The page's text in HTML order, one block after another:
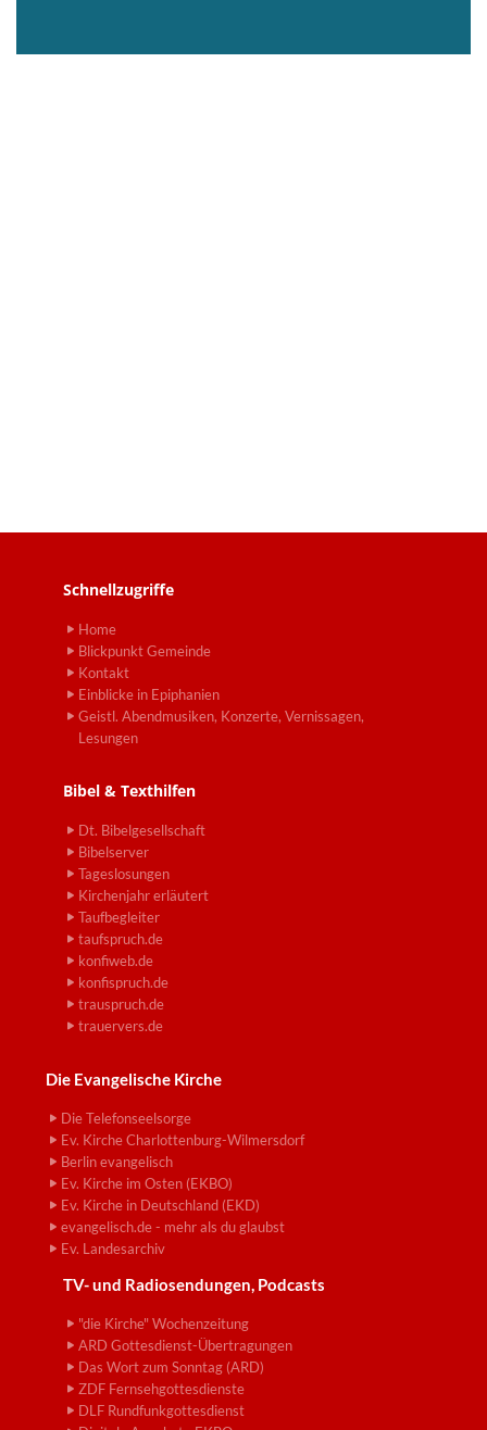
Schnellzugriffe
Home
Blickpunkt Gemeinde
Kontakt
Einblicke in Epiphanien
Geistl. Abendmusiken, Konzerte, Vernissagen,
Lesungen
Bibel & Texthilfen
Dt. Bibelgesellschaft
Bibelserver
Tageslosungen
Kirchenjahr erläutert
Taufbegleiter
taufspruch.de
konfiweb.de
konfispruch.de
trauspruch.de
trauervers.de
Die Evangelische Kirche
Die Telefonseelsorge
Ev. Kirche Charlottenburg-Wilmersdorf
Berlin evangelisch
Ev. Kirche im Osten (EKBO)
Ev. Kirche in Deutschland (EKD)
evangelisch.de - mehr als du glaubst
Ev. Landesarchiv
TV- und Radiosendungen, Podcasts
"die Kirche" Wochenzeitung
ARD Gottesdienst-Übertragungen
Das Wort zum Sonntag (ARD)
ZDF Fernsehgottesdienste
DLF Rundfunkgottesdienst